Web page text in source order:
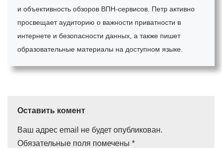
и объективность обзоров ВПН-сервисов. Петр активно
просвещает аудиторию о важности приватности в
интернете и безопасности данных, а также пишет
образовательные материалы на доступном языке.
Оставить комент
Ваш адрес email не будет опубликован.
Обязательные поля помечены *